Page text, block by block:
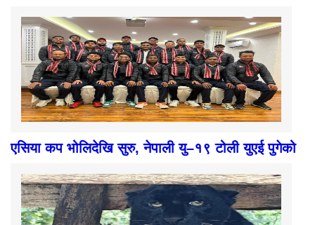
एसिया कप भोलिदेखि सुरु, नेपाली यु–१९ टोली युएई पुगेको